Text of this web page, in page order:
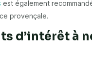
est également
provençale.
d’intérêt à